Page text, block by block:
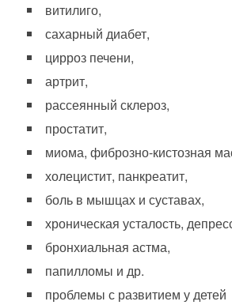
витилиго,
сахарный диабет,
цирроз печени,
артрит,
рассеянный склероз,
простатит,
миома, фиброзно-кистозная
холецистит, панкреатит,
боль в мышцах и суставах,
хроническая усталость,
бронхиальная астма,
папилломы и др.
проблемы с развитием у детей